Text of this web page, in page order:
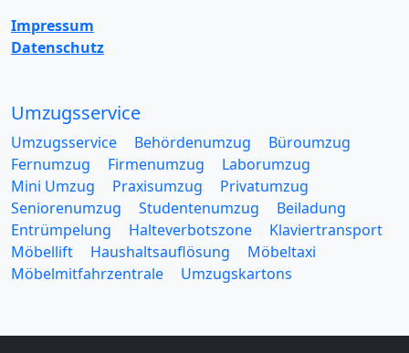
Impressum
Datenschutz
Umzugsservice
Umzugsservice Behördenumzug
Büroumzug
Fernumzug
Firmenumzug
Laborumzug
Mini Umzug
Praxisumzug
Privatumzug
Seniorenumzug
Studentenumzug
Beiladung
Entrümpelung
Halteverbotszone
Klaviertransport
Möbellift
Haushaltsauflösung
Möbeltaxi
Möbelmitfahrzentrale
Umzugskartons